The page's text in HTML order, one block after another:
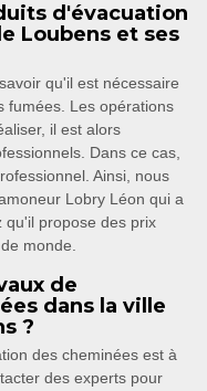
d'évacuation
Loubens et ses
qu'il est nécessaire
fumées. Les opérations
il est alors
Dans ce cas,
Ainsi, nous
Lobry Léon qui a
qu'il propose des prix
monde.
de
dans la ville
?
des cheminées est à
des experts pour